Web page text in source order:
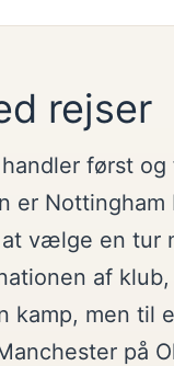
rejser
først
er
vælge en tur
af
men til
på